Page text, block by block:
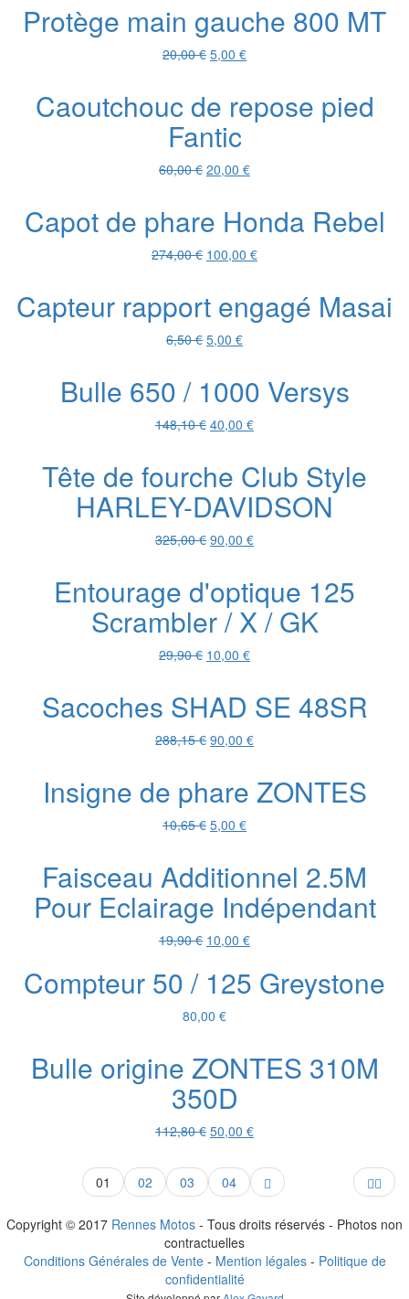
était :
6,00 €.
est :
Protège main gauche 800 MT
20,00€ Le
était :
20,00 €.
5,00 €Le
est :
5,00 €.
Caoutchouc de repose pied
Fantic
60,00€ Le
était :
20,00 €Le
est :
Capot de phare Honda Rebel
274,00€ Le
était :
274,00 €.
100,00 €Le
est :
100,00 €.
Capteur rapport engagé Masai
6,50€ Le
était :
5,00 €Le
est :
Bulle 650 / 1000 Versys
148,10€ Le
était :
148,10 €.
40,00 €Le
est :
40,00 €.
Tête de fourche Club Style
HARLEY-DAVIDSON
325,00€ Le
était :
325,00 €.
90,00 €Le
est :
90,00 €.
Entourage d'optique 125
Scrambler / X / GK
29,90€ Le
était :
10,00 €Le
est :
Sacoches SHAD SE 48SR
288,15€ Le
était :
90,00 €Le
est :
Insigne de phare ZONTES
10,65€ Le
était :
10,65 €.
5,00 €Le
est :
5,00 €.
Faisceau Additionnel 2.5M
Pour Eclairage Indépendant
19,90€ Le
initial
était :
19,90 €.
10,00 €Le
actuel
est :
Compteur 50 / 125 Greystone
80,00 €
Bulle origine ZONTES 310M
350D
112,80€ Le
initial
était :
50,00 €Le
actuel
est :
01 02 03 04
Copyright © 2017 Rennes Motos - Tous droits réservés - Photos non
contractuelles
Conditions Générales de Vente- Mention légales- Politique de
confidentialité